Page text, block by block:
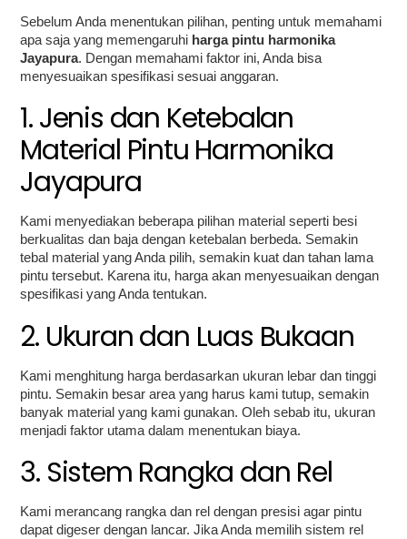
Sebelum Anda menentukan pilihan, penting untuk memahami
apa saja yang memengaruhi harga pintu harmonika
Jayapura. Dengan memahami faktor ini, Anda bisa
menyesuaikan spesifikasi sesuai anggaran.
1. Jenis dan Ketebalan
Material Pintu Harmonika
Jayapura
Kami menyediakan beberapa pilihan material seperti besi
berkualitas dan baja dengan ketebalan berbeda. Semakin
tebal material yang Anda pilih, semakin kuat dan tahan lama
pintu tersebut. Karena itu, harga akan menyesuaikan dengan
spesifikasi yang Anda tentukan.
2. Ukuran dan Luas Bukaan
Kami menghitung harga berdasarkan ukuran lebar dan tinggi
pintu. Semakin besar area yang harus kami tutup, semakin
banyak material yang kami gunakan. Oleh sebab itu, ukuran
menjadi faktor utama dalam menentukan biaya.
3. Sistem Rangka dan Rel
Kami merancang rangka dan rel dengan presisi agar pintu
dapat digeser dengan lancar. Jika Anda memilih sistem rel